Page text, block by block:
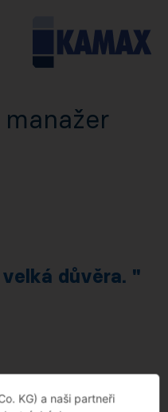
manažer
důvěra.
KG) a naši partneři